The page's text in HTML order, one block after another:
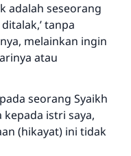
adalah seseorang
tanpa
melainkan ingin
atau
seorang Syaikh
kepada istri saya,
(hikayat) ini tidak